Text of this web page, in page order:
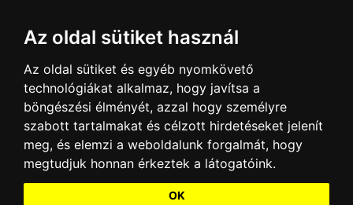
Az oldal sütiket használ
Az oldal sütiket és egyéb nyomkövető
technológiákat alkalmaz, hogy javítsa a
böngészési élményét, azzal hogy személyre
szabott tartalmakat és célzott hirdetéseket jelenít
meg, és elemzi a weboldalunk forgalmát, hogy
megtudjuk honnan érkeztek a látogatóink.
OK